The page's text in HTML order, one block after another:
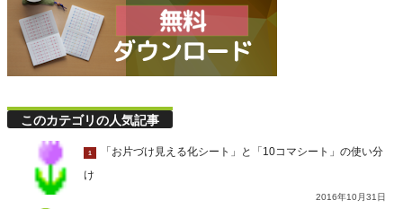
このカテゴリの人気記事
1
「お片づけ見える化シート」と「10コマシート」の使い分
け
2016年10月31日